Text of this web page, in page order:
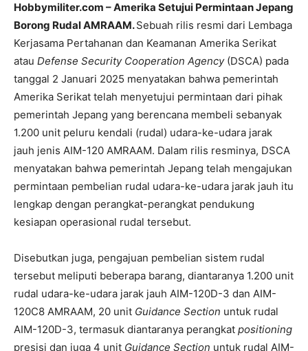
Hobbymiliter.com – Amerika Setujui Permintaan Jepang
Borong Rudal AMRAAM.Sebuah rilis resmi dari Lembaga
Kerjasama Pertahanan dan Keamanan Amerika Serikat
atau Defense Security Cooperation Agency(DSCA) pada
tanggal 2 Januari 2025 menyatakan bahwa pemerintah
Amerika Serikat telah menyetujui permintaan dari pihak
pemerintah Jepang yang berencana membeli sebanyak
1.200 unit peluru kendali (rudal) udara-ke-udara jarak
jauh jenis AIM-120 AMRAAM. Dalam rilis resminya, DSCA
menyatakan bahwa pemerintah Jepang telah mengajukan
permintaan pembelian rudal udara-ke-udara jarak jauh itu
lengkap dengan perangkat-perangkat pendukung
kesiapan operasional rudal tersebut.
Disebutkan juga, pengajuan pembelian sistem rudal
tersebut meliputi beberapa barang, diantaranya 1.200 unit
rudal udara-ke-udara jarak jauh AIM-120D-3 dan AIM-
120C8 AMRAAM, 20 unit Guidance Section untuk rudal
AIM-120D-3, termasuk diantaranya perangkat positioning
presisi dan juga 4 unit Guidance Section untuk rudal AIM-